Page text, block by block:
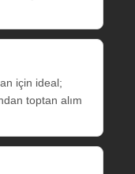
için ideal;
toptan alım